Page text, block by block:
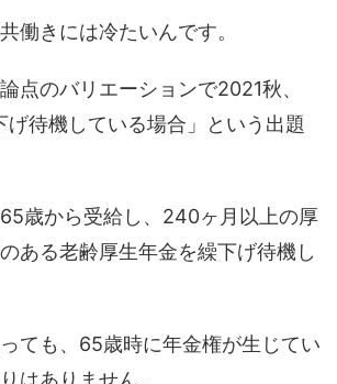
働きには冷たいんです。
点のバリエーションで2021秋、
待機している場合」という出題
歳から受給し、240ヶ月以上の厚
ある老齢厚生年金を繰下げ待機し
ても、65歳時に年金権が生じてい
はありません。